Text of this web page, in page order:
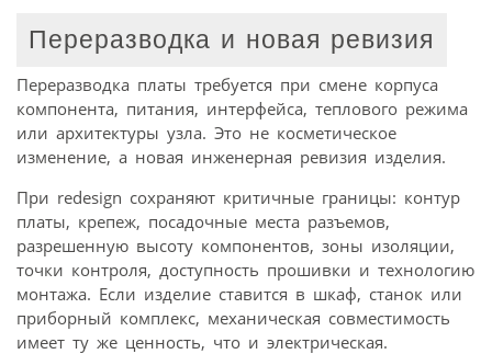
Переразводка и новая ревизия
Переразводка платы требуется при смене корпуса
компонента, питания, интерфейса, теплового режима
или архитектуры узла. Это не косметическое
изменение, а новая инженерная ревизия изделия.
При redesign сохраняют критичные границы: контур
платы, крепеж, посадочные места разъемов,
разрешенную высоту компонентов, зоны изоляции,
точки контроля, доступность прошивки и технологию
монтажа. Если изделие ставится в шкаф, станок или
приборный комплекс, механическая совместимость
имеет ту же ценность, что и электрическая.